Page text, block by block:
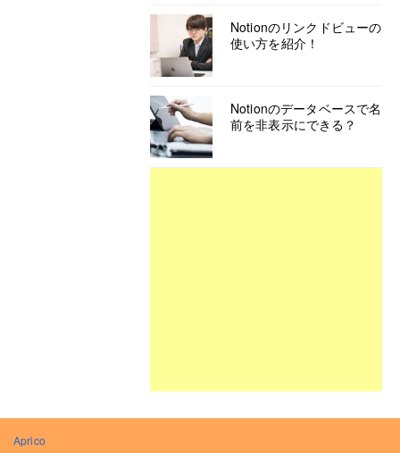
Notionのリンクドビューの
使い方を紹介！
Notionのデータベースで名
前を非表示にできる？
Aprico